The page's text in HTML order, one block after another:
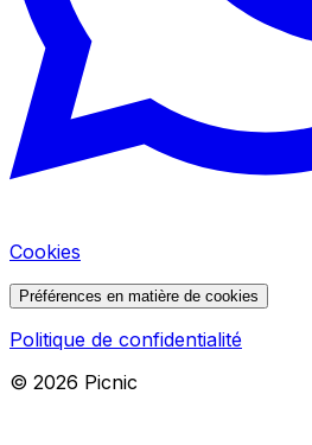
Cookies
Préférences en matière de cookies
Politique de confidentialité
© 2026 Picnic